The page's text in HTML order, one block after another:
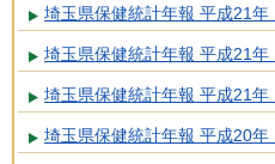
埼玉県保健統計年報 平成21年
埼玉県保健統計年報 平成21年
埼玉県保健統計年報 平成21年
埼玉県保健統計年報 平成20年